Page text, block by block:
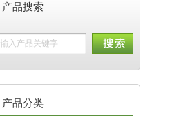
产品搜索
产品分类